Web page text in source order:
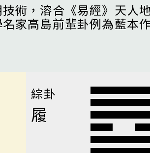
術，溶合《易經》天人
家高島前輩卦例為藍本
綜卦
履